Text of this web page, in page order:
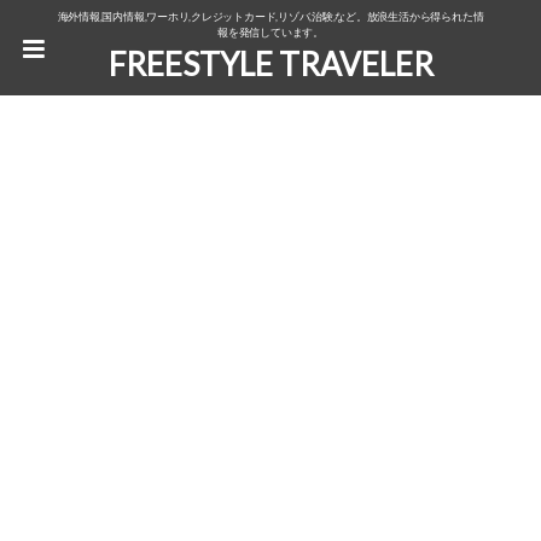
海外情報,国内情報,ワーホリ,クレジットカード,リゾバ,治験,など。放浪生活から得られた情
報を発信しています。
FREESTYLE TRAVELER